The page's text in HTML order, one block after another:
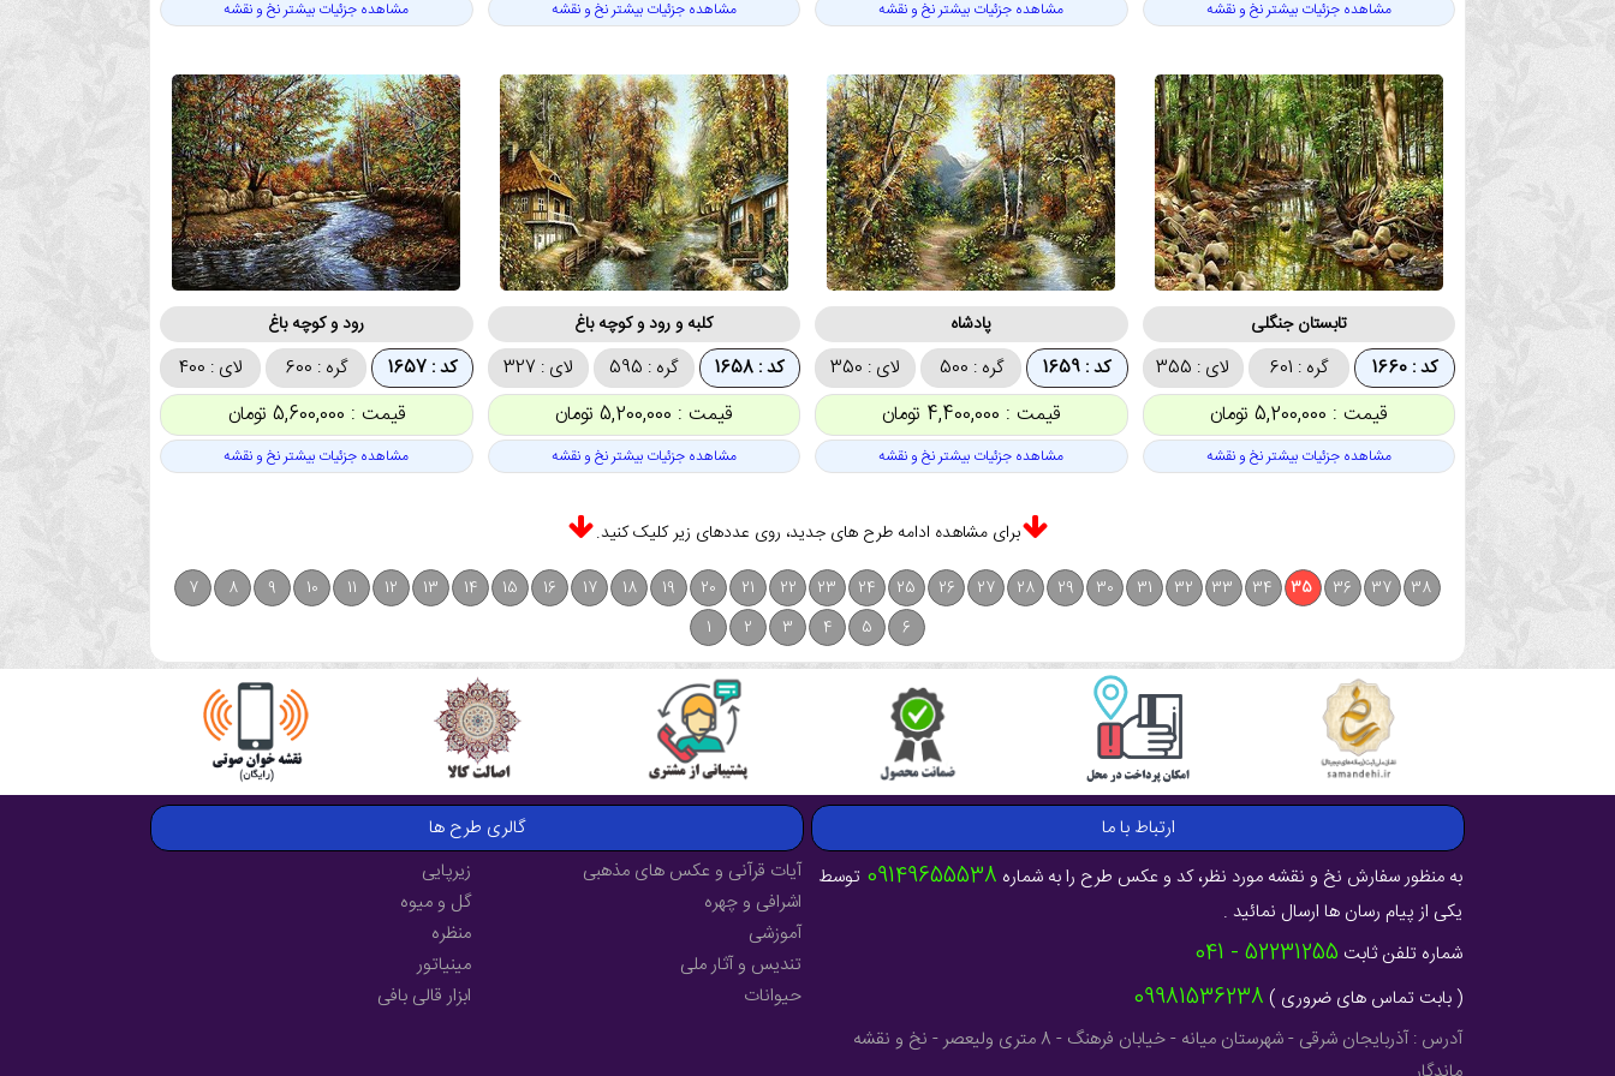
مشاهده جزئیات بیشتر نخ و نقشه مشاهده جزئیات بیشتر نخ و نقشه مشاهده جزئیات بیشتر نخ و نقشه مشاهده جزئیات بیشتر نخ و نقشه
تابستان جنگلی
کد : 1660 گره : 601 لای : 355
قیمت : 5,200,000 تومان
مشاهده جزئیات بیشتر نخ و نقشه
پادشاه
کد : 1659 گره : 500 لای : 350
قیمت : 4,400,000 تومان
مشاهده جزئیات بیشتر نخ و نقشه
کلبه و رود و کوچه باغ
کد : 1658 گره : 595 لای : 327
قیمت : 5,200,000 تومان
مشاهده جزئیات بیشتر نخ و نقشه
رود و کوچه باغ
کد : 1657 گره : 600 لای : 400
قیمت : 5,600,000 تومان
مشاهده جزئیات بیشتر نخ و نقشه
برای مشاهده ادامه طرح های جدید، روی عددهای زیر کلیک کنید.
38
37
36
35
34
33
32
31
30
29
28
27
26
25
24
23
22
21
20
19
18
17
16
15
14
13
12
11
10
9
8
7
6
5
4
3
2
1
ارتباط با ما
به منظور سفارش نخ و نقشه مورد نظر، کد و عکس طرح را به شماره 09149655538 توسط
یکی از پیام رسان ها ارسال نمائید .
شماره تلفن ثابت 52231255 - 041
( بابت تماس های ضروری ) 09981536238
آدرس : آذربایجان شرقی - شهرستان میانه - خیابان فرهنگ - 8 متری ولیعصر - نخ و نقشه
گالری طرح ها
آیات قرآنی و عکس های مذهبی
اشرافی و چهره
آموزشی
تندیس و آثار ملی
حیوانات
زیرپایی
گل و میوه
منظره
مینیاتور
ابزار قالی بافی